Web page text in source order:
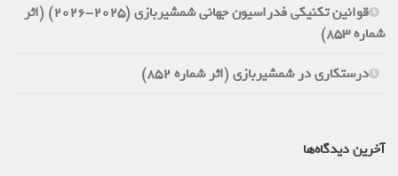
قوانین تکنیکی فدراسیون جهانی شمشیربازی (2025-2026) (اثر
شماره 853)
درستکاری در شمشیربازی (اثر شماره 852)
آخرین دیدگاه‌ها